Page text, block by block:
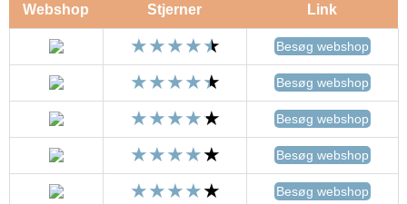
Webshop Stjerner Link
Besøg webshop
Besøg webshop
Besøg webshop
Besøg webshop
Besøg webshop